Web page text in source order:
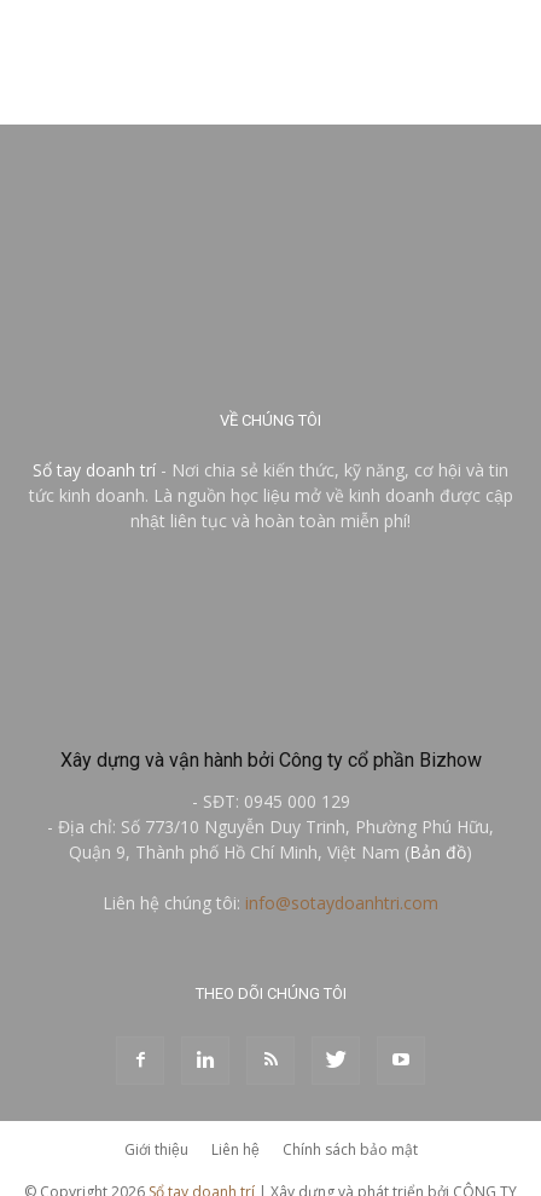
VỀ CHÚNG TÔI
Sổ tay doanh trí - Nơi chia sẻ kiến thức, kỹ năng, cơ hội và tin
tức kinh doanh. Là nguồn học liệu mở về kinh doanh được cập
nhật liên tục và hoàn toàn miễn phí!
Xây dựng và vận hành bởi Công ty cổ phần Bizhow
- SĐT: 0945 000 129
- Địa chỉ: Số 773/10 Nguyễn Duy Trinh, Phường Phú Hữu,
Quận 9, Thành phố Hồ Chí Minh, Việt Nam (Bản đồ)
Liên hệ chúng tôi: info@sotaydoanhtri.com
THEO DÕI CHÚNG TÔI
Giới thiệu Liên hệ Chính sách bảo mật
© Copyright 2026 Sổ tay doanh trí | Xây dựng và phát triển bởi CÔNG TY